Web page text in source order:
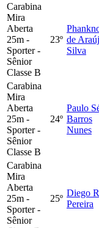
Carabina
Mira
Aberta
25m -
Sporter -
Sênior
Classe B
23º de
Silva
Carabina
Mira
Aberta
25m -
Sporter -
Sênior
Classe B
24º
Paulo
Barros
Nunes
Carabina
Mira
Aberta
25m -
Sporter -
Sênior
25º
Diego
Pereira